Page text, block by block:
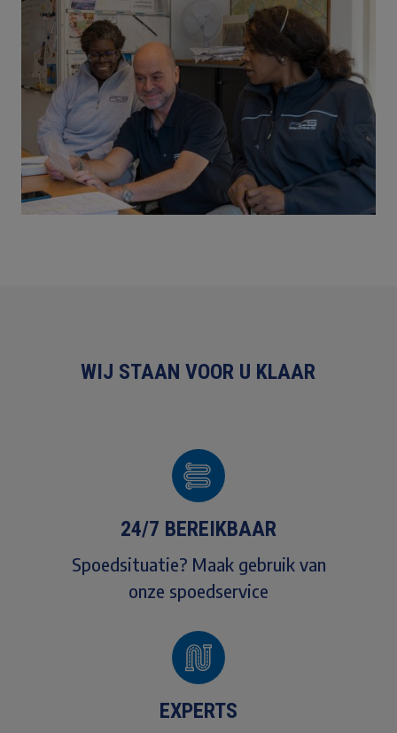
WIJ STAAN VOOR U KLAAR
24/7 BEREIKBAAR
Spoedsituatie? Maak gebruik van
onze spoedservice
EXPERTS